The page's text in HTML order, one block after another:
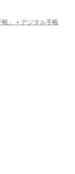
」＋デジタル手帳